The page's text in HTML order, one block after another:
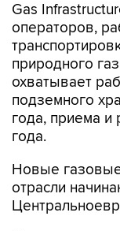
Gas
операторов,
природного
охватывает
подземного
года, приема и
года.
Новые
отрасли